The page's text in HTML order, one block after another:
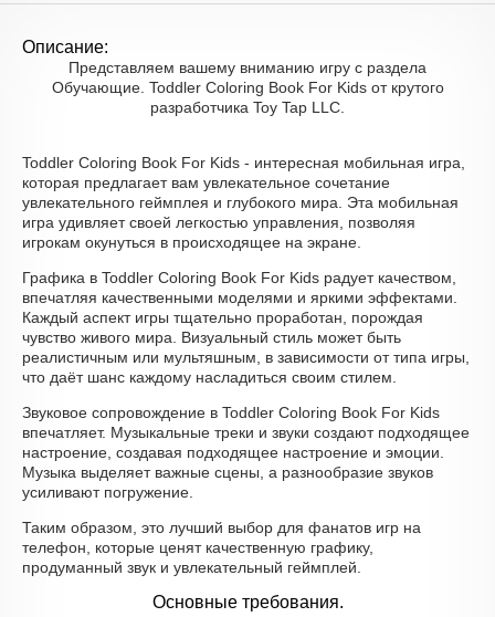
Описание:
Представляем вашему вниманию игру с раздела
Обучающие. Toddler Coloring Book For Kids от крутого
разработчика Toy Tap LLC.
Toddler Coloring Book For Kids - интересная мобильная игра,
которая предлагает вам увлекательное сочетание
увлекательного геймплея и глубокого мира. Эта мобильная
игра удивляет своей легкостью управления, позволяя
игрокам окунуться в происходящее на экране.
Графика в Toddler Coloring Book For Kids радует качеством,
впечатляя качественными моделями и яркими эффектами.
Каждый аспект игры тщательно проработан, порождая
чувство живого мира. Визуальный стиль может быть
реалистичным или мультяшным, в зависимости от типа игры,
что даёт шанс каждому насладиться своим стилем.
Звуковое сопровождение в Toddler Coloring Book For Kids
впечатляет. Музыкальные треки и звуки создают подходящее
настроение, создавая подходящее настроение и эмоции.
Музыка выделяет важные сцены, а разнообразие звуков
усиливают погружение.
Таким образом, это лучший выбор для фанатов игр на
телефон, которые ценят качественную графику,
продуманный звук и увлекательный геймплей.
Основные требования.